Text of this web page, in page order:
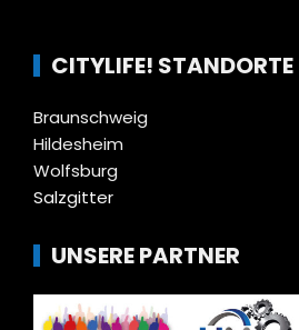
CITYLIFE! STANDORTE
Braunschweig
Hildesheim
Wolfsburg
Salzgitter
UNSERE PARTNER